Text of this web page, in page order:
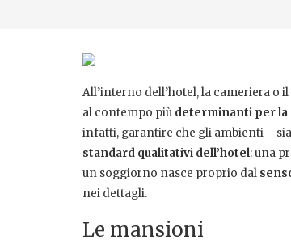
All’interno dell’hotel, la cameriera o
al contempo più determinanti per la
infatti, garantire che gli ambienti –
standard qualitativi dell’hotel: una
un soggiorno nasce proprio dal
nei dettagli.
Le mansioni